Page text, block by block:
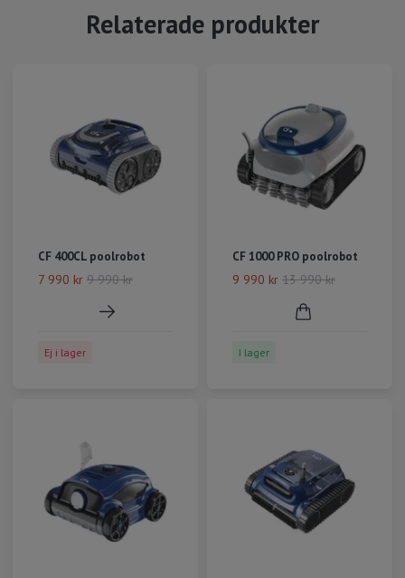
Relaterade produkter
CF 400CL poolrobot
7 990 kr 9 990 kr
Ej i lager
CF 1000 PRO poolrobot
9 990 kr 13 990 kr
I lager